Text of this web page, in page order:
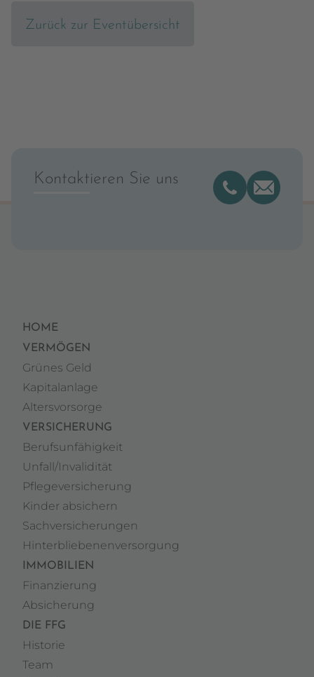
Zurück zur Eventübersicht
Kontaktieren Sie uns
HOME
VERMÖGEN
Grünes Geld
Kapitalanlage
Altersvorsorge
VERSICHERUNG
Berufsunfähigkeit
Unfall/Invalidität
Pflegeversicherung
Kinder absichern
Sachversicherungen
Hinterbliebenenversorgung
IMMOBILIEN
Finanzierung
Absicherung
DIE FFG
Historie
Team